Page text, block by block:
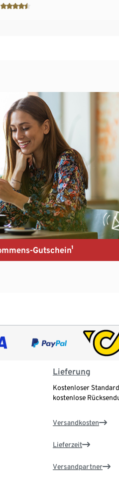
Gutschein¹
Lieferung
Kostenloser
kostenlose
Versandkosten
Lieferzeit
Versandpartner